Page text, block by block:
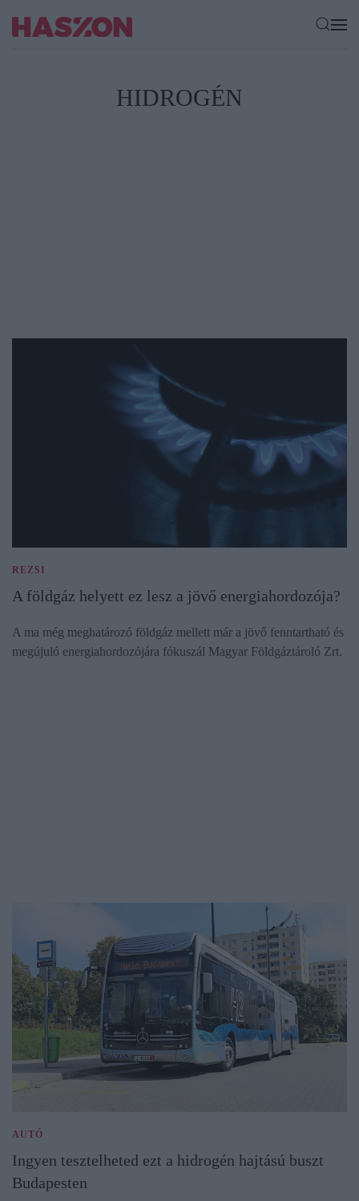
HIDROGÉN
REZSI
A földgáz helyett ez lesz a jövő energiahordozója?
A ma még meghatározó földgáz mellett már a jövő fenntartható és
megújuló energiahordozójára fókuszál Magyar Földgáztároló Zrt.
AUTÓ
Ingyen tesztelheted ezt a hidrogén hajtású buszt
Budapesten